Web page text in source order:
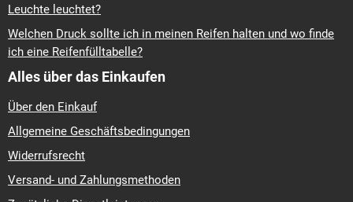
Leuchte leuchtet?
Welchen Druck sollte ich in meinen Reifen halten und wo finde
ich eine Reifenfülltabelle?
Alles über das Einkaufen
Über den Einkauf
Allgemeine Geschäftsbedingungen
Widerrufsrecht
Versand- und Zahlungsmethoden